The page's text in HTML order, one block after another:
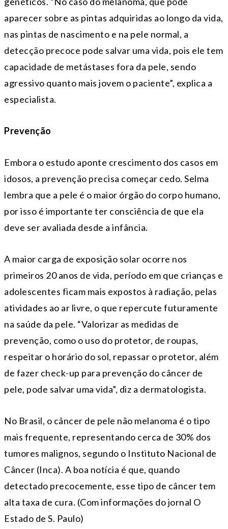
aparecer sobre as pintas adquiridas ao longo da vida,
nas pintas de nascimento e na pele normal, a
detecção precoce pode salvar uma vida, pois ele tem
capacidade de metástases fora da pele, sendo
agressivo quanto mais jovem o paciente”, explica a
especialista.
Prevenção
Embora o estudo aponte crescimento dos casos em
idosos, a prevenção precisa começar cedo. Selma
lembra que a pele é o maior órgão do corpo humano,
por isso é importante ter consciência de que ela
deve ser avaliada desde a infância.
A maior carga de exposição solar ocorre nos
primeiros 20 anos de vida, período em que crianças e
adolescentes ficam mais expostos à radiação, pelas
atividades ao ar livre, o que repercute futuramente
na saúde da pele. “Valorizar as medidas de
prevenção, como o uso do protetor, de roupas,
respeitar o horário do sol, repassar o protetor, além
de fazer check-up para prevenção do câncer de
pele, pode salvar uma vida”, diz a dermatologista.
No Brasil, o câncer de pele não melanoma é o tipo
mais frequente, representando cerca de 30% dos
tumores malignos, segundo o Instituto Nacional de
Câncer (Inca). A boa notícia é que, quando
detectado precocemente, esse tipo de câncer tem
alta taxa de cura. (Com informações do jornal O
Estado de S. Paulo)